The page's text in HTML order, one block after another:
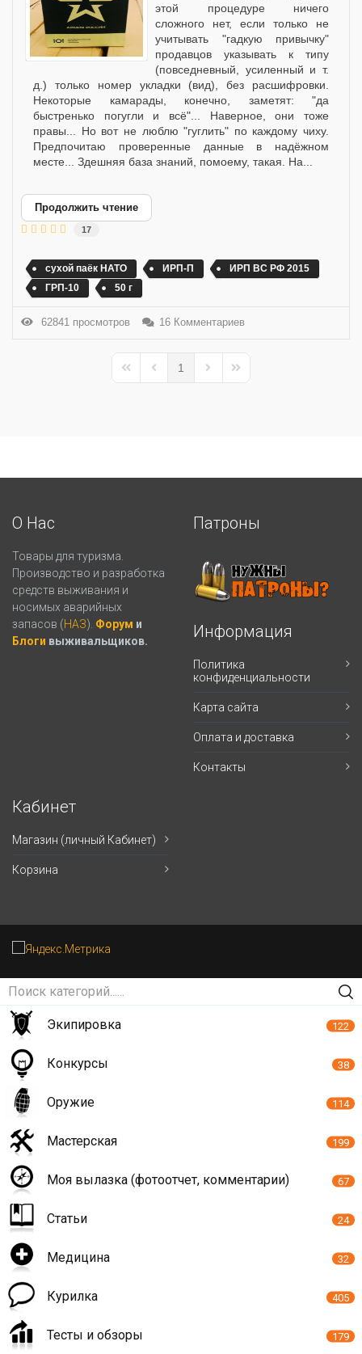
этой процедуре ничего
сложного нет, если только не
учитывать "гадкую привычку"
продавцов указывать к типу
(повседневный, усиленный и т.
д.) только номер укладки (вид), без расшифровки.
Некоторые камарады, конечно, заметят: "да
быстренько погугли и всё"... Наверное, они тоже
правы... Но вот не люблю "гуглить" по каждому чиху.
Предпочитаю проверенные данные в надёжном
месте... Здешняя база знаний, помоему, такая. На...
Продолжить чтение
17
сухой паёк НАТО ИРП-П
ИРП ВС РФ 2015
ГРП-10
50 г
62841 просмотров 16 Комментариев
First PagePrevious Page
1
Next PageLast Page
О Нас
Товары для туризма.
Производство и разработка
средств выживания и
носимых аварийных
запасов (НАЗ). Форум и
Блоги выживальщиков.
Патроны
Информация
Политика
конфиденциальности
Карта сайта
Оплата и доставка
Контакты
Кабинет
Магазин (личный Кабинет)
Корзина
Экипировка 122
Конкурсы 38
Оружие 114
Мастерская 199
Моя вылазка (фотоотчет, комментарии) 67
Статьи 24
Медицина 32
Курилка 405
Тесты и обзоры 179